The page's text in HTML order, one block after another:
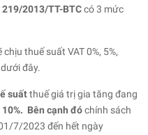
9/2013/TT-BTCcó 3 mức
thuế suất VAT 0%, 5%,
đây.
suấtthuế giá trị gia tăng đang
10%. Bên cạnh đóchính sách
7/2023 đến hết ngày